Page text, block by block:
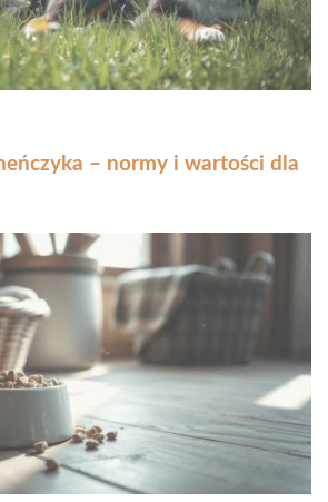
– normy i wartości dla